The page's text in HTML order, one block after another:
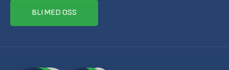
BLI MED OSS